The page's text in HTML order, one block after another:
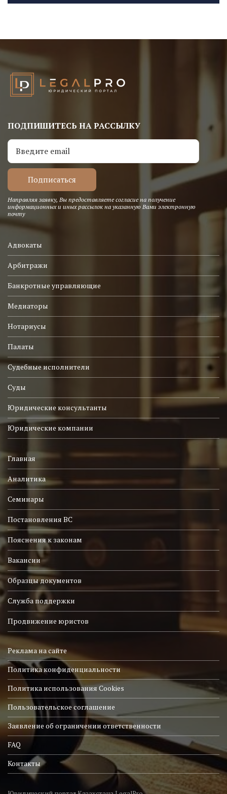
ПОДПИШИТЕСЬ НА РАССЫЛКУ
Направляя заявку, Вы предоставляете согласие на получение
информационных и иных рассылок на указанную Вами электронную
почту
Адвокаты
Арбитражи
Банкротные управляющие
Медиаторы
Нотариусы
Палаты
Судебные исполнители
Суды
Юридические консультанты
Юридические компании
Главная
Аналитика
Семинары
Постановления ВС
Пояснения к законам
Вакансии
Образцы документов
Служба поддержки
Продвижение юристов
Реклама на сайте
Политика конфиденциальности
Политика использования Cookies
Пользовательское соглашение
Заявление об ограничении ответственности
FAQ
Контакты